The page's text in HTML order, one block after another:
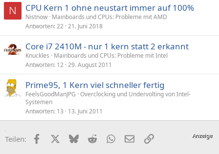
N CPU Kern 1 ohne neustart immer auf 100%
Nistnow Mainboards und CPUs: Probleme mit AMD
Antworten 22 21. Juni 2018
Core i7 2410M - nur 1 kern statt 2 erkannt
Knuckles
Mainboards und CPUs: Probleme mit Intel
Antworten 12 29. August 2011
Prime95, 1 Kern viel schneller fertig
FeelsGoodManJPG Overclocking und Undervolting von Intel-
Systemen
Antworten 13 13. Juni 2011
Teilen: FacebookX (Twitter)
BlueskyRedditWhatsApp
E-MailLink